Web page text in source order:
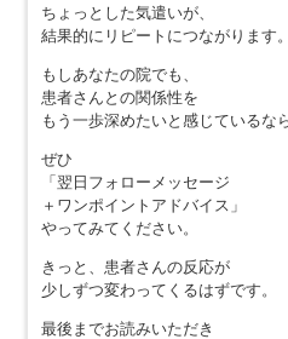
ちょっとした気遣いが、
結果的にリピートにつながります。
もしあなたの院でも、
患者さんとの関係性を
もう一歩深めたいと感じているなら
ぜひ
「翌日フォローメッセージ
＋ワンポイントアドバイス」
やってみてください。
きっと、患者さんの反応が
少しずつ変わってくるはずです。
最後までお読みいただき